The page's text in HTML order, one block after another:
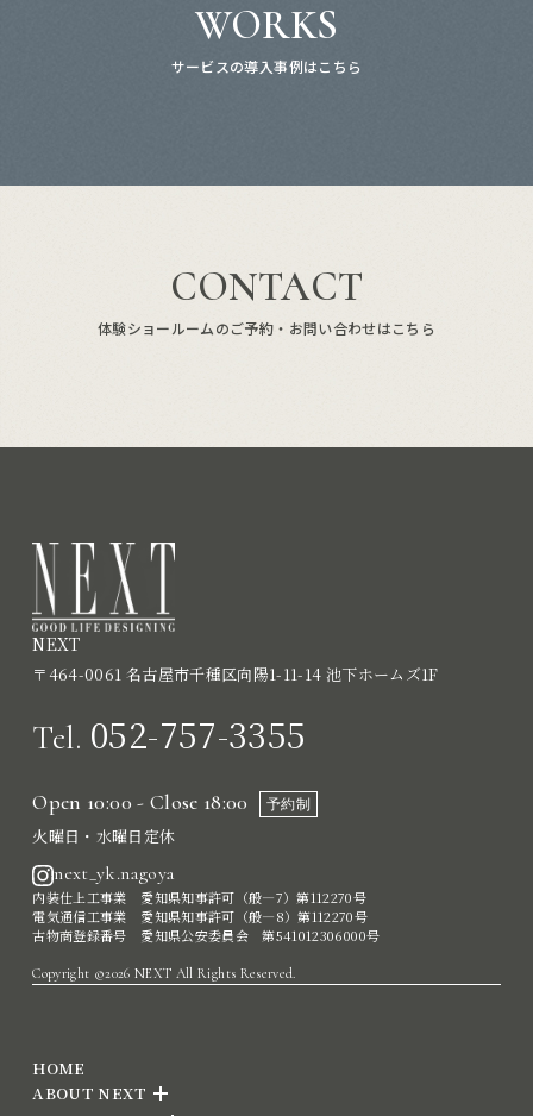
WORKS
サービスの導入事例はこちら
CONTACT
体験ショールームのご予約・お問い合わせはこちら
NEXT
〒464-0061 名古屋市千種区向陽1-11-14 池下ホームズ1F
Tel. 052-757-3355
Open 10:00 - Close 18:00 予約制
火曜日・水曜日定休
next_yk.nagoya
内装仕上工事業 愛知県知事許可（般―7）第112270号
電気通信工事業 愛知県知事許可（般―8）第112270号
古物商登録番号 愛知県公安委員会 第541012306000号
Copyright ©2026 NEXT All Rights Reserved.
HOME
ABOUT NEXT